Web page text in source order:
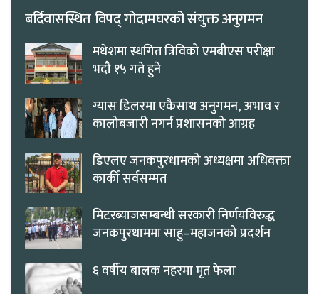
बर्दिवासस्थित विपद् गोदामघरको संयुक्त अनुगमन
मधेशमा स्थगित त्रिविको एमबीएस परीक्षा
भदौ १५ गते हुने
ग्यास डिलरमा एकैसाथ अनुगमन, अभाव र
कालोबजारी नगर्न प्रशासनको आग्रह
डिएलए जनकपुरधामको अध्यक्षमा अधिवक्ता
कार्की सर्वसम्मत
मिटरब्याजसम्बन्धी सरकारी निर्णयविरुद्ध
जनकपुरधाममा साहु–महाजनको प्रदर्शन
६ वर्षीय बालक नहरमा मृत फेला